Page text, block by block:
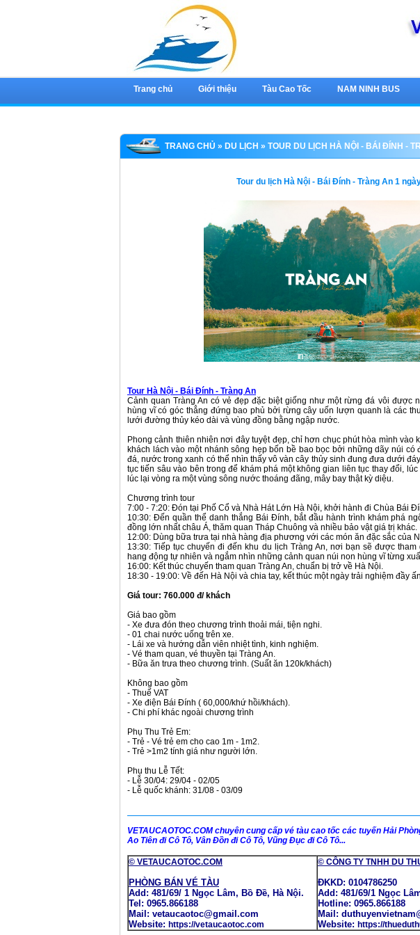
Trang chủ Giới thiệu Tàu Cao Tốc NAM NINH BUS
TRANG CHỦ » DU LỊCH » TOUR DU LỊCH HÀ NỘI - BÁI ĐÍNH -
Tour du lịch Hà Nội - Bái Đính - Tràng An 1
Tour Hà Nội - Bái Đính - Tràng An
Cảnh quan Tràng An có vẻ đẹp đặc biệt giống như một rừng đá vôi được
hùng vĩ có góc thẳng đứng bao phủ bởi rừng cây uốn lượn quanh là các
lưới đường thủy kéo dài và vùng đồng bằng ngập nước.
Phong cảnh thiên nhiên nơi đây tuyệt đẹp, chỉ hơn chục phút hòa mình
khách lách vào một nhánh sông hẹp bốn bề bao bọc bởi những dãy núi
đá, nước trong xanh có thể nhìn thấy vô vàn cây thủy sinh đung đưa dưới
tục tiến sâu vào bên trong để khám phá một không gian liên tục thay đổi,
lúc lại vòng ra một vùng sông nước thoáng đãng, mây bay thật kỳ diệu.
Chương trình tour
7:00 - 7:20: Đón tại Phố Cổ và Nhà Hát Lớn Hà Nội, khởi hành đi Chùa Bái
10:30: Đến quần thể danh thắng Bái Đính, bắt đầu hành trình khám phá
đồng lớn nhất châu Á, thăm quan Tháp Chuông và nhiều bảo vật giá trị khác.
12:00: Dùng bữa trưa tại nhà hàng địa phương với các món ăn đặc sắc của
13:30: Tiếp tục chuyến đi đến khu du lịch Tràng An, nơi bạn sẽ được
hang động tự nhiên và ngắm nhìn những cảnh quan núi non hùng vĩ từng
16:00: Kết thúc chuyến tham quan Tràng An, chuẩn bị trở về Hà Nội.
18:30 - 19:00: Về đến Hà Nội và chia tay, kết thúc một ngày trải nghiệm đầy
Giá tour: 760.000 đ/ khách
Giá bao gồm
- Xe đưa đón theo chương trình thoải mái, tiện nghi.
- 01 chai nước uống trên xe.
- Lái xe và hướng dẫn viên nhiệt tình, kinh nghiệm.
- Vé tham quan, vé thuyền tại Tràng An.
- Bữa ăn trưa theo chương trình. (Suất ăn 120k/khách)
Không bao gồm
- Thuế VAT
- Xe điện Bái Đính ( 60,000/khứ hồi/khách).
- Chi phí khác ngoài chương trình
Phụ Thu Trẻ Em:
- Trẻ - Vé trẻ em cho cao 1m - 1m2.
- Trẻ >1m2 tính giá như người lớn.
Phụ thu Lễ Tết:
- Lễ 30/04: 29/04 - 02/05
- Lễ quốc khánh: 31/08 - 03/09
VETAUCAOTOC.COM chuyên cung cấp vé tàu cao tốc các tuyến Hải
Ao Tiên đi Cô Tô, Vân Đồn đi Cô Tô, Vũng Đục đi Cô Tô...
© VETAUCAOTOC.COM
PHÒNG BÁN VÉ TÀU
Add: 481/69/ 1 Ngọc Lâm, Bồ Đề, Hà Nội.
Tel: 0965.866188
Mail: vetaucaotoc@gmail.com
Website: https://vetaucaotoc.com
© CÔNG TY TNHH DU
ĐKKD: 0104786250
Add: 481/69/1 Ngọc
Hotline: 0965.866188
Mail:
Website: https://